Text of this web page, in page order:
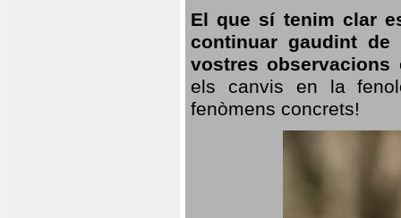
El que sí tenim clar
continuar gaudint
vostres
els canvis en la
fenòmens concrets!